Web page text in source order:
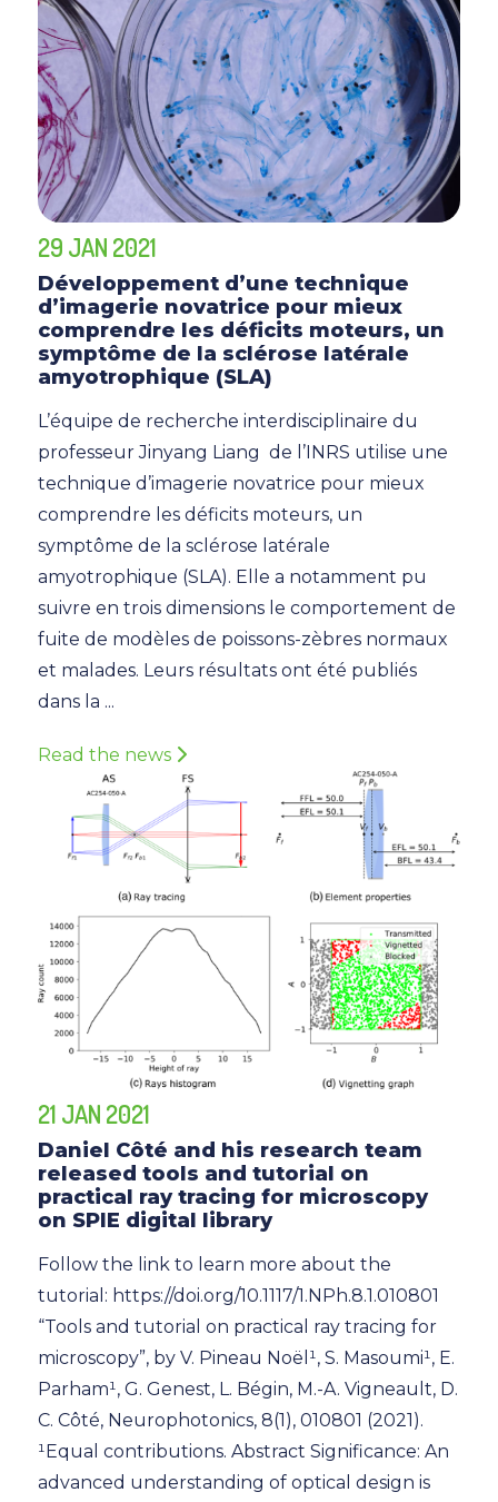
29 JAN 2021
Développement d’une technique
d’imagerie novatrice pour mieux
comprendre les déficits moteurs, un
symptôme de la sclérose latérale
amyotrophique (SLA)
L’équipe de recherche interdisciplinaire du
professeur Jinyang Liang de l’INRS utilise une
technique d’imagerie novatrice pour mieux
comprendre les déficits moteurs, un
symptôme de la sclérose latérale
amyotrophique (SLA). Elle a notamment pu
suivre en trois dimensions le comportement de
fuite de modèles de poissons-zèbres normaux
et malades. Leurs résultats ont été publiés
dans la ...
Read the news
21 JAN 2021
Daniel Côté and his research team
released tools and tutorial on
practical ray tracing for microscopy
on SPIE digital library
Follow the link to learn more about the
tutorial: https://doi.org/10.1117/1.NPh.8.1.010801
“Tools and tutorial on practical ray tracing for
microscopy”, by V. Pineau Noël¹, S. Masoumi¹, E.
Parham¹, G. Genest, L. Bégin, M.-A. Vigneault, D.
C. Côté, Neurophotonics, 8(1), 010801 (2021).
¹Equal contributions. Abstract Significance: An
advanced understanding of optical design is